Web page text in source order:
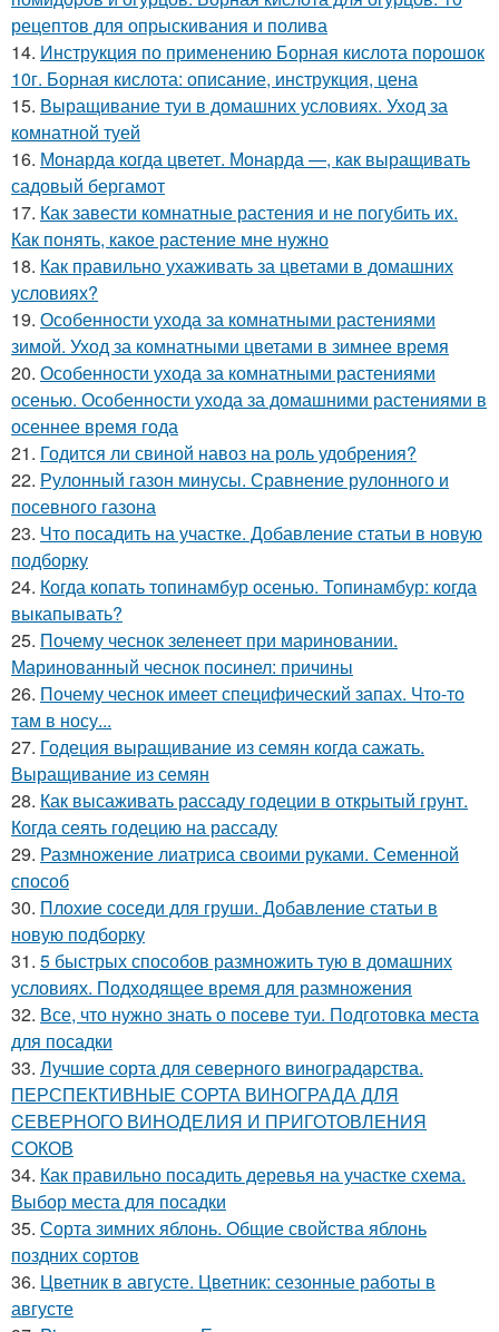
рецептов для опрыскивания и полива
14. Инструкция по применению Борная кислота порошок
10г. Борная кислота: описание, инструкция, цена
15. Выращивание туи в домашних условиях. Уход за
комнатной туей
16. Монарда когда цветет. Монарда —, как выращивать
садовый бергамот
17. Как завести комнатные растения и не погубить их.
Как понять, какое растение мне нужно
18. Как правильно ухаживать за цветами в домашних
условиях?
19. Особенности ухода за комнатными растениями
зимой. Уход за комнатными цветами в зимнее время
20. Особенности ухода за комнатными растениями
осенью. Особенности ухода за домашними растениями в
осеннее время года
21. Годится ли свиной навоз на роль удобрения?
22. Рулонный газон минусы. Сравнение рулонного и
посевного газона
23. Что посадить на участке. Добавление статьи в новую
подборку
24. Когда копать топинамбур осенью. Топинамбур: когда
выкапывать?
25. Почему чеснок зеленеет при мариновании.
Маринованный чеснок посинел: причины
26. Почему чеснок имеет специфический запах. Что-то
там в носу...
27. Годеция выращивание из семян когда сажать.
Выращивание из семян
28. Как высаживать рассаду годеции в открытый грунт.
Когда сеять годецию на рассаду
29. Размножение лиатриса своими руками. Семенной
способ
30. Плохие соседи для груши. Добавление статьи в
новую подборку
31. 5 быстрых способов размножить тую в домашних
условиях. Подходящее время для размножения
32. Все, что нужно знать о посеве туи. Подготовка места
для посадки
33. Лучшие сорта для северного виноградарства.
ПЕРСПЕКТИВНЫЕ СОРТА ВИНОГРАДА ДЛЯ
CЕВЕРНОГО ВИНОДЕЛИЯ И ПРИГОТОВЛЕНИЯ
СОКОВ
34. Как правильно посадить деревья на участке схема.
Выбор места для посадки
35. Сорта зимних яблонь. Общие свойства яблонь
поздних сортов
36. Цветник в августе. Цветник: сезонные работы в
августе